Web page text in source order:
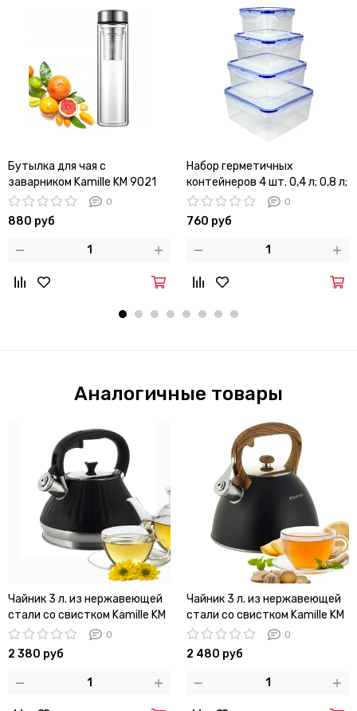
Бутылка для чая с
заварником Kamille KM 9021
стеклянная с двойными
стенками
0
880 руб
Набор герметичных
контейнеров 4 шт. 0,4 л; 0,8 л;
1,35 л; 2 л. Kamille KM 20002
квадратные
0
760 руб
Аналогичные товары
Чайник 3 л. из нержавеющей
стали со свистком Kamille KM
0858
0
2 380 руб
Чайник 3 л. из нержавеющей
стали со свистком Kamille KM
0854
0
2 480 руб